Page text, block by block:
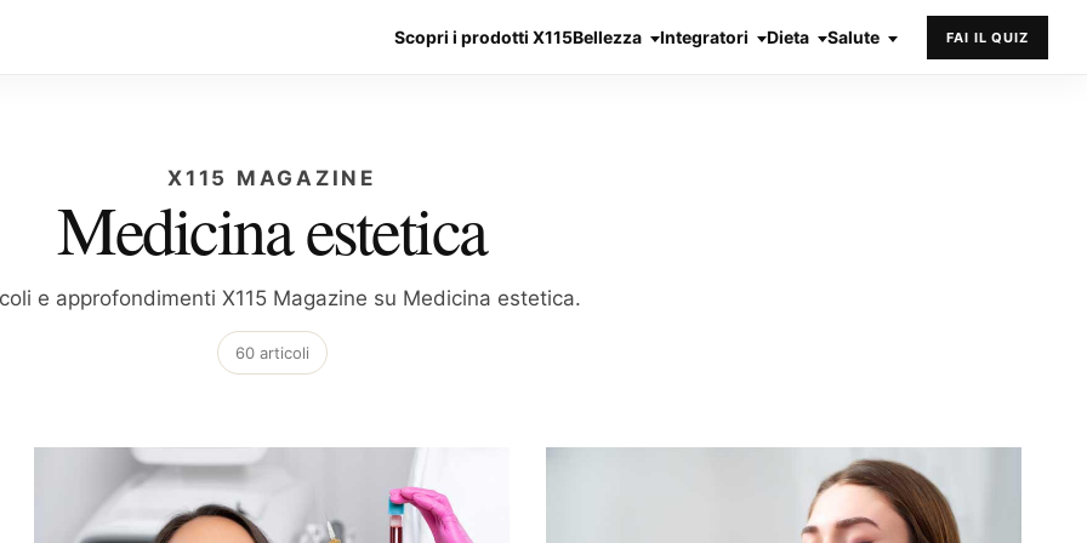
Scopri i prodotti X115Bellezza Integratori Dieta Salute FAI IL QUIZ
X115 MAGAZINE
Medicina estetica
e approfondimenti X115 Magazine su Medicina estetica.
60 articoli